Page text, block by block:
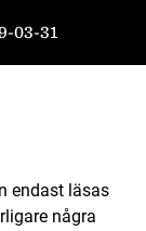
03-31
endast läsas
några